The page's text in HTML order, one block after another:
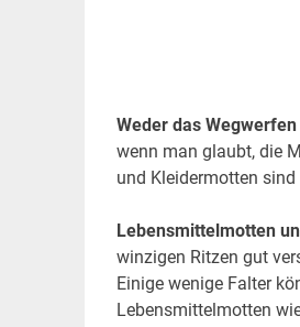
Weder das
wenn man glaubt, die
und Kleidermotten
Lebensmittelmotten
winzigen Ritzen gut
Einige wenige Falter
Lebensmittelmotten